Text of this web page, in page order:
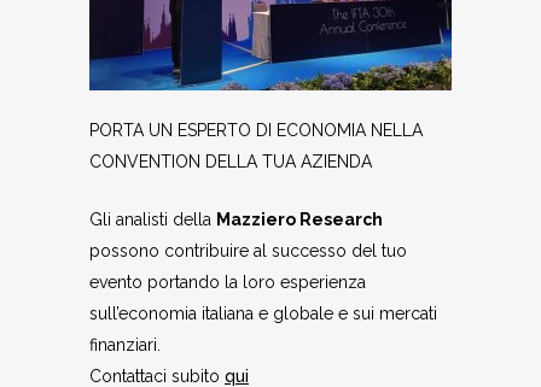
PORTA UN ESPERTO DI ECONOMIA NELLA
CONVENTION DELLA TUA AZIENDA
Gli analisti della Mazziero Research
possono contribuire al successo del tuo
evento portando la loro esperienza
sull’economia italiana e globale e sui mercati
finanziari.
Contattaci subito qui